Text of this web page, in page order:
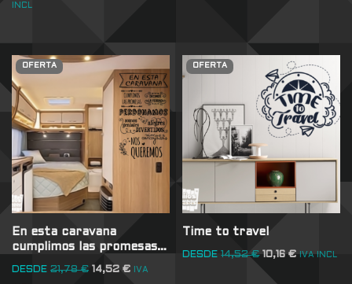
INCL
OFERTA
En esta caravana
cumplimos las promesas…
DESDE 21,78€ 14,52 € IVA
OFERTA
Time to travel
DESDE 14,52€ 10,16€ IVA INCL